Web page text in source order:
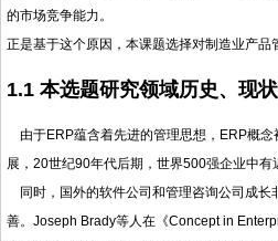
的市场竞争能力。
正是基于这个原因，本课题选择对制造业产品
1.1 本选题研究领域历史、现
由于ERP蕴含着先进的管理思想，ERP概念
展，20世纪90年代后期，世界500强企业中
同时，国外的软件公司和管理咨询公司成长
善。Joseph Brady等人在《Concept in